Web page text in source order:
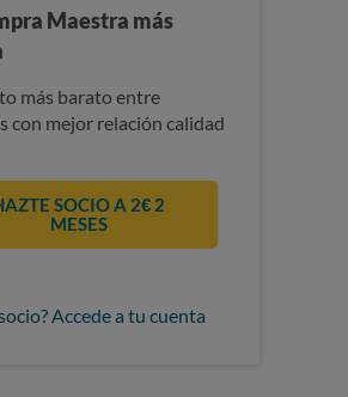
Maestra más
más barato entre
con mejor relación calidad
SOCIO A 2€ 2
MESES
Accede a tu cuenta